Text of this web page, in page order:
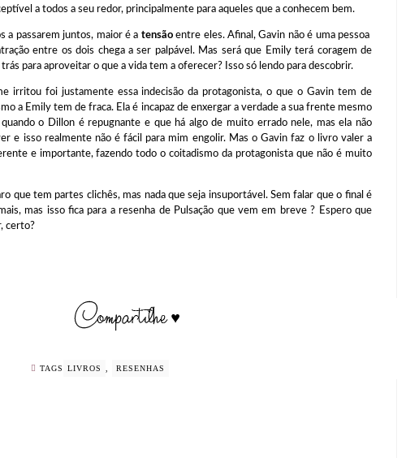
a todos a seu redor, principalmente para aqueles que a conhecem bem.
juntos, maior é a tensãoentre eles. Afinal, Gavin não é uma pessoa
entre os dois chega a ser palpável. Mas será que Emily terá coragem de
para aproveitar o que a vida tem a oferecer? Isso só lendo para descobrir.
justamente essa indecisão da protagonista, o que o Gavin tem de
a Emily tem de fraca. Ela é incapaz de enxergar a verdade a sua frente mesmo
o Dillon é repugnante e que há algo de muito errado nele, mas ela não
e isso realmente não é fácil para mim engolir. Mas o Gavin faz o livro valer a
e importante, fazendo todo o coitadismo da protagonista que não é muito
tem partes clichês, mas nada que seja insuportável. Sem falar que o final é
mas isso fica para a resenha de Pulsação que vem em breve ? Espero que
certo?
TAGS LIVROS RESENHAS